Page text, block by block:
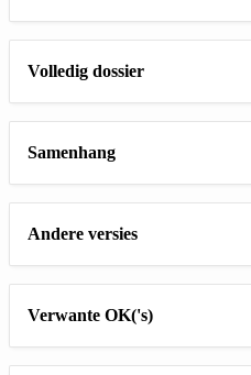
Volledig dossier
Samenhang
Andere versies
Verwante OK('s)